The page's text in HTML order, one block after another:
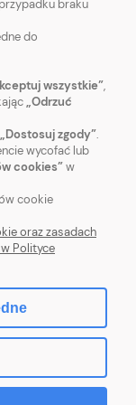
braku
do
wszystkie”,
„Odrzuć
„Dostosuj zgody”.
wycofać lub
cookies”w
cookie
oraz zasadach
Polityce